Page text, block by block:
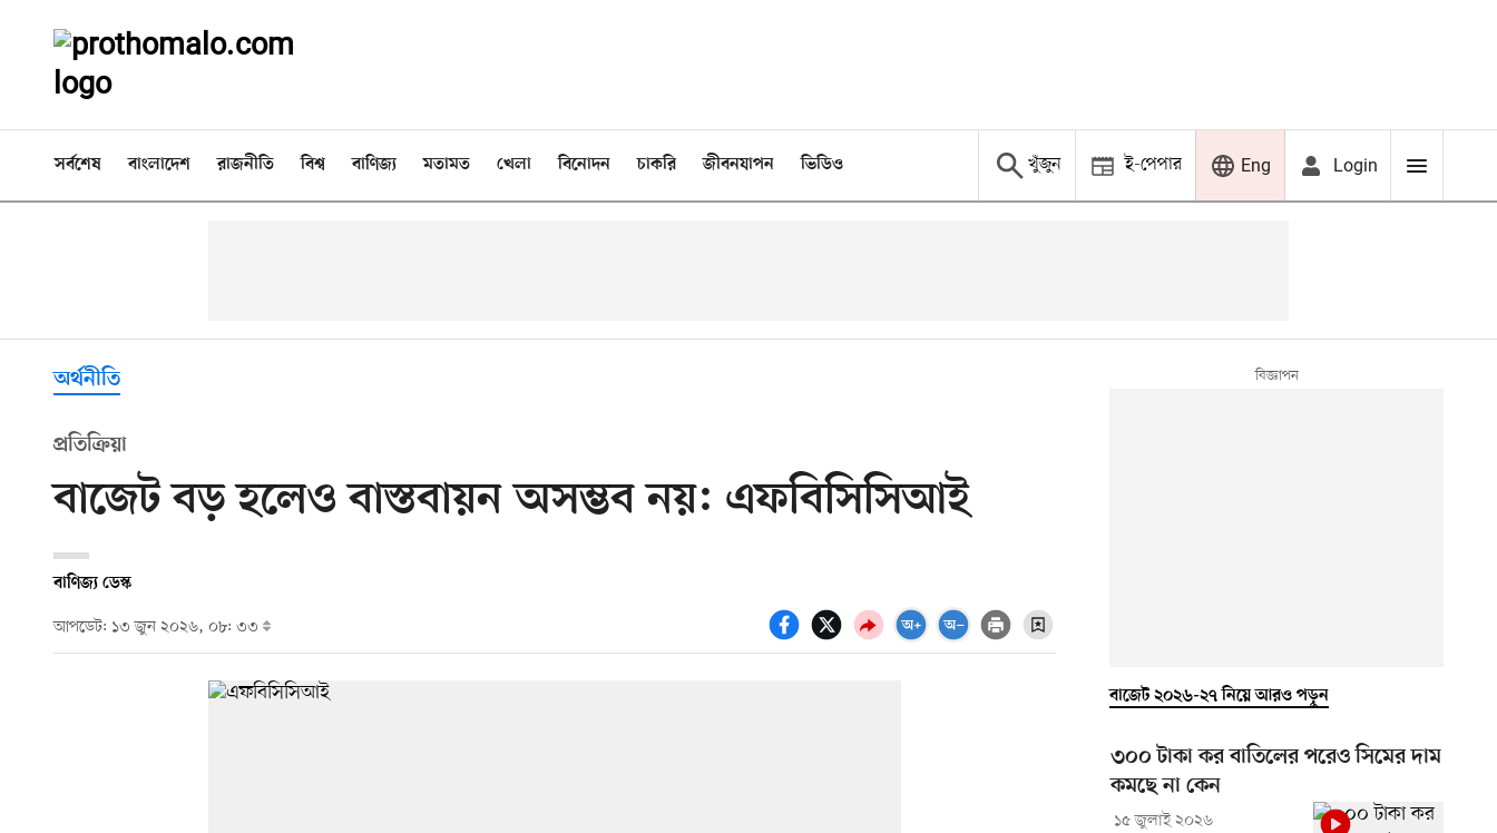
সর্বশেষ বাংলাদেশ রাজনীতি বিশ্ব বাণিজ্য মতামত খেলা বিনোদন চাকরি জীবনযাপন ভিডিও খুঁজুন ই-পেপার Eng Login
অর্থনীতি
প্রতিক্রিয়া
বাজেট বড় হলেও বাস্তবায়ন অসম্ভব নয়: এফবিসিসিআই
বাণিজ্য ডেস্ক
আপডেট: ১৩ জুন ২০২৬, ০৮: ৩৩
বাজেট ২০২৬-২৭ নিয়ে আরও পড়ুন
৩০০ টাকা কর বাতিলের পরেও সিমের দাম
কমছে না কেন
১৫ জুলাই ২০২৬